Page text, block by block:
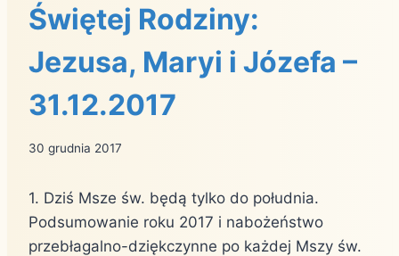
Świętej Rodziny:
Jezusa, Maryi i Józefa –
31.12.2017
30 grudnia 2017
1. Dziś Msze św. będą tylko do południa.
Podsumowanie roku 2017 i nabożeństwo
przebłagalno-dziękczynne po każdej Mszy św.